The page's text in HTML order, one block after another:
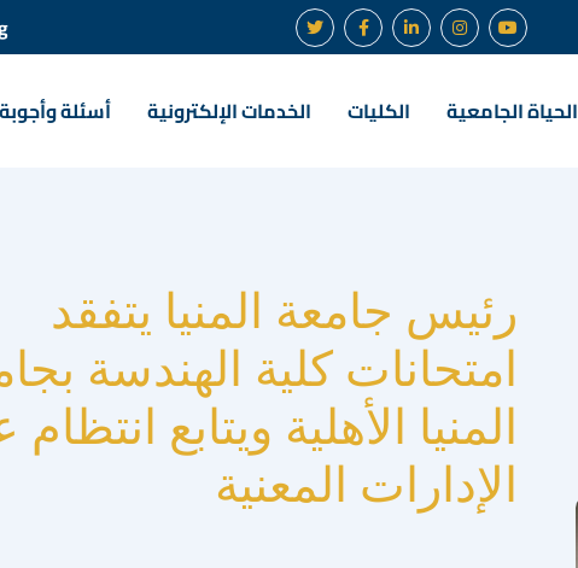
الحياة الجامعية الكليات الخدمات الإلكترونية أسئلة وأجوبة
رئيس جامعة المنيا يتفقد
امتحانات كلية الهندسة
المنيا الأهلية ويتابع
الإدارات المعنية